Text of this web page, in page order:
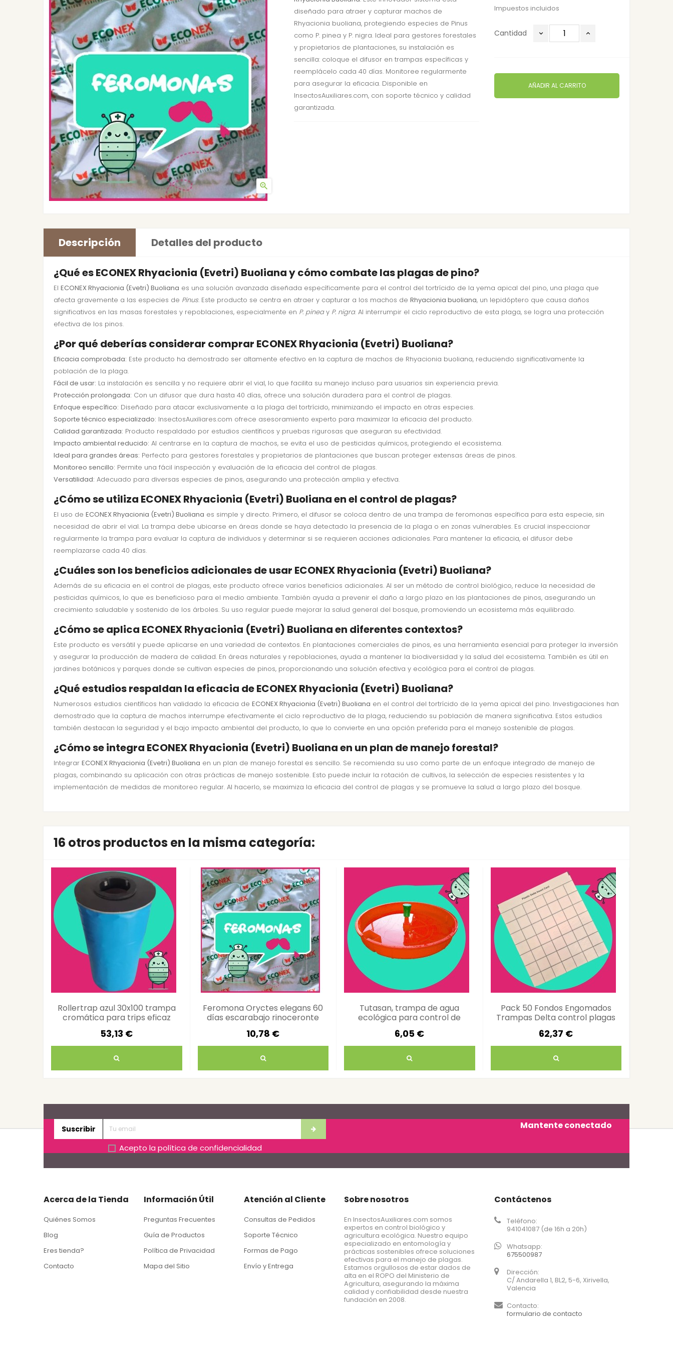

Impuestos incluidos
Cantidad
AÑADIR AL CARRITO
diseñado para atraer y capturar machos de
Rhyacionia buoliana, protegiendo especies de Pinus
como P. pinea y P. nigra. Ideal para gestores forestales
y propietarios de plantaciones, su instalación es
sencilla: coloque el difusor en trampas específicas y
reemplácelo cada 40 días. Monitoree regularmente
para asegurar la eficacia. Disponible en
InsectosAuxiliares.com, con soporte técnico y calidad
garantizada.
Descripción Detalles del producto
¿Qué es ECONEX Rhyacionia (Evetri) Buoliana y cómo combate las plagas de pino?
El ECONEX Rhyacionia (Evetri) Buoliana es una solución avanzada diseñada específicamente para el control del tortrícido de la yema apical del pino, una plaga que
afecta gravemente a las especies de Pinus. Este producto se centra en atraer y capturar a los machos de Rhyacionia buoliana, un lepidóptero que causa daños
significativos en las masas forestales y repoblaciones, especialmente en P. pineay P. nigra. Al interrumpir el ciclo reproductivo de esta plaga, se logra una protección
efectiva de los pinos.
¿Por qué deberías considerar comprar ECONEX Rhyacionia (Evetri) Buoliana?
Eficacia comprobada: Este producto ha demostrado ser altamente efectivo en la captura de machos de Rhyacionia buoliana, reduciendo significativamente la
población de la plaga.
Fácil de usar: La instalación es sencilla y no requiere abrir el vial, lo que facilita su manejo incluso para usuarios sin experiencia previa.
Protección prolongada: Con un difusor que dura hasta 40 días, ofrece una solución duradera para el control de plagas.
Enfoque específico: Diseñado para atacar exclusivamente a la plaga del tortrícido, minimizando el impacto en otras especies.
Soporte técnico especializado: InsectosAuxiliares.com ofrece asesoramiento experto para maximizar la eficacia del producto.
Calidad garantizada: Producto respaldado por estudios científicos y pruebas rigurosas que aseguran su efectividad.
Impacto ambiental reducido: Al centrarse en la captura de machos, se evita el uso de pesticidas químicos, protegiendo el ecosistema.
Ideal para grandes áreas: Perfecto para gestores forestales y propietarios de plantaciones que buscan proteger extensas áreas de pinos.
Monitoreo sencillo: Permite una fácil inspección y evaluación de la eficacia del control de plagas.
Versatilidad: Adecuado para diversas especies de pinos, asegurando una protección amplia y efectiva.
¿Cómo se utiliza ECONEX Rhyacionia (Evetri) Buoliana en el control de plagas?
El uso de ECONEX Rhyacionia (Evetri) Buoliana es simple y directo. Primero, el difusor se coloca dentro de una trampa de feromonas específica para esta especie, sin
necesidad de abrir el vial. La trampa debe ubicarse en áreas donde se haya detectado la presencia de la plaga o en zonas vulnerables. Es crucial inspeccionar
regularmente la trampa para evaluar la captura de individuos y determinar si se requieren acciones adicionales. Para mantener la eficacia, el difusor debe
reemplazarse cada 40 días.
¿Cuáles son los beneficios adicionales de usar ECONEX Rhyacionia (Evetri) Buoliana?
Además de su eficacia en el control de plagas, este producto ofrece varios beneficios adicionales. Al ser un método de control biológico, reduce la necesidad de
pesticidas químicos, lo que es beneficioso para el medio ambiente. También ayuda a prevenir el daño a largo plazo en las plantaciones de pinos, asegurando un
crecimiento saludable y sostenido de los árboles. Su uso regular puede mejorar la salud general del bosque, promoviendo un ecosistema más equilibrado.
¿Cómo se aplica ECONEX Rhyacionia (Evetri) Buoliana en diferentes contextos?
Este producto es versátil y puede aplicarse en una variedad de contextos. En plantaciones comerciales de pinos, es una herramienta esencial para proteger la inversión
y asegurar la producción de madera de calidad. En áreas naturales y repoblaciones, ayuda a mantener la biodiversidad y la salud del ecosistema. También es útil en
jardines botánicos y parques donde se cultivan especies de pinos, proporcionando una solución efectiva y ecológica para el control de plagas.
¿Qué estudios respaldan la eficacia de ECONEX Rhyacionia (Evetri) Buoliana?
Numerosos estudios científicos han validado la eficacia de ECONEX Rhyacionia (Evetri) Buoliana en el control del tortrícido de la yema apical del pino. Investigaciones han
demostrado que la captura de machos interrumpe efectivamente el ciclo reproductivo de la plaga, reduciendo su población de manera significativa. Estos estudios
también destacan la seguridad y el bajo impacto ambiental del producto, lo que lo convierte en una opción preferida para el manejo sostenible de plagas.
¿Cómo se integra ECONEX Rhyacionia (Evetri) Buoliana en un plan de manejo forestal?
Integrar ECONEX Rhyacionia (Evetri) Buoliana en un plan de manejo forestal es sencillo. Se recomienda su uso como parte de un enfoque integrado de manejo de
plagas, combinando su aplicación con otras prácticas de manejo sostenible. Esto puede incluir la rotación de cultivos, la selección de especies resistentes y la
implementación de medidas de monitoreo regular. Al hacerlo, se maximiza la eficacia del control de plagas y se promueve la salud a largo plazo del bosque.
16 otros productos en la misma categoría:
Rollertrap azul 30x100 trampa
cromática para trips eficaz
53,13 €
Feromona Oryctes elegans 60
días escarabajo rinoceronte
10,78 €
Tutasan, trampa de agua
ecológica para control de
6,05 €
Pack 50 Fondos Engomados
Trampas Delta control plagas
62,37 €
Suscribir
Acepto la política de confidencialidad
Mantente conectado
Acerca de la Tienda
Quiénes Somos
Blog
Eres tienda?
Contacto
Información Útil
Preguntas Frecuentes
Guía de Productos
Política de Privacidad
Mapa del Sitio
Atención al Cliente
Consultas de Pedidos
Soporte Técnico
Formas de Pago
Envío y Entrega
Sobre nosotros
En InsectosAuxiliares.com somos
expertos en control biológico y
agricultura ecológica. Nuestro equipo
especializado en entomología y
prácticas sostenibles ofrece soluciones
efectivas para el manejo de plagas.
Estamos orgullosos de estar dados de
alta en el ROPO del Ministerio de
Agricultura, asegurando la máxima
calidad y confiabilidad desde nuestra
fundación en 2008.
Contáctenos
Teléfono:
941041087 (de 16h a 20h)
Whatsapp:
675500987
Dirección:
C/ Andarella 1, BL2, 5-6, Xirivella,
Valencia
Contacto:
formulario de contacto